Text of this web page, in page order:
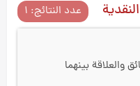
عدد النتائج: ۱
والعلاقة بينهما